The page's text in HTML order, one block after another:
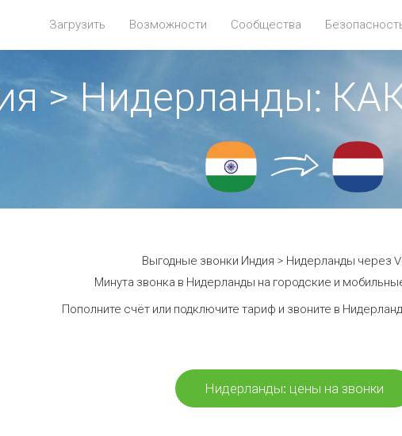
Загрузить Возможности Сообщества
> Нидерланды:
Выгодные звонки Индия > Нидерланды через
Минута звонка в Нидерланды на городские и
Пополните счёт или подключите тариф и звоните в
Нидерланды: цены на звонки